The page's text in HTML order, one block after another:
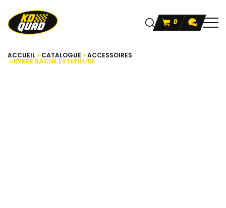
0
ACCUEIL CATALOGUE ACCESSOIRES
RYKER BÂCHE EXTÉRIEURE